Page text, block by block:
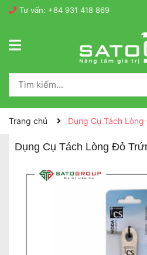
Tư vấn: +84 931 418 869
Trang chủ Dụng Cụ Tách
Dụng Cụ Tách Lòng Đỏ